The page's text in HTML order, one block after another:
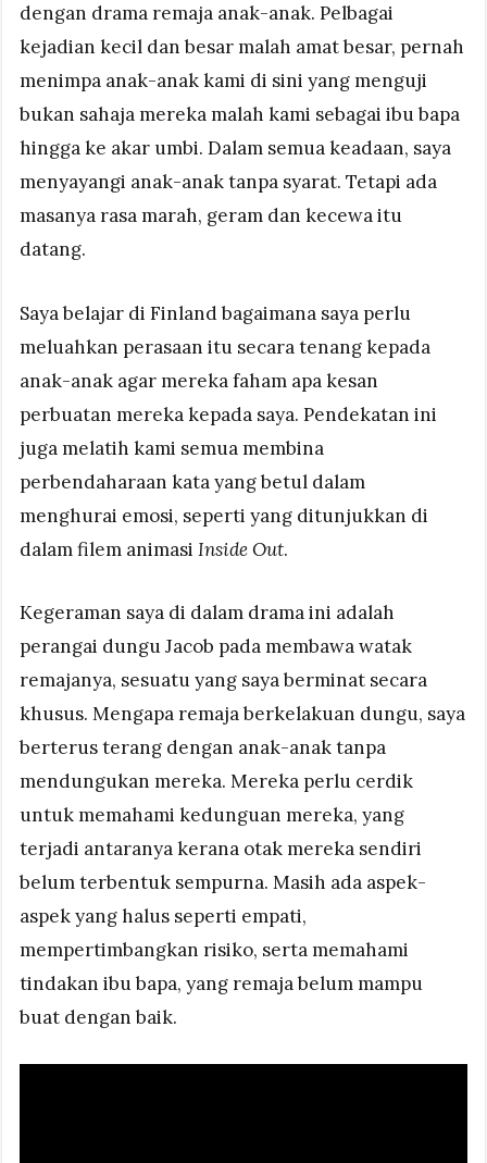
dengan drama remaja anak-anak. Pelbagai
kejadian kecil dan besar malah amat besar, pernah
menimpa anak-anak kami di sini yang menguji
bukan sahaja mereka malah kami sebagai ibu bapa
hingga ke akar umbi. Dalam semua keadaan, saya
menyayangi anak-anak tanpa syarat. Tetapi ada
masanya rasa marah, geram dan kecewa itu
datang.
Saya belajar di Finland bagaimana saya perlu
meluahkan perasaan itu secara tenang kepada
anak-anak agar mereka faham apa kesan
perbuatan mereka kepada saya. Pendekatan ini
juga melatih kami semua membina
perbendaharaan kata yang betul dalam
menghurai emosi, seperti yang ditunjukkan di
dalam filem animasiInside Out.
Kegeraman saya di dalam drama ini adalah
perangai dungu Jacob pada membawa watak
remajanya, sesuatu yang saya berminat secara
khusus. Mengapa remaja berkelakuan dungu, saya
berterus terang dengan anak-anak tanpa
mendungukan mereka. Mereka perlu cerdik
untuk memahami kedunguan mereka, yang
terjadi antaranya kerana otak mereka sendiri
belum terbentuk sempurna. Masih ada aspek-
aspek yang halus seperti empati,
mempertimbangkan risiko, serta memahami
tindakan ibu bapa, yang remaja belum mampu
buat dengan baik.